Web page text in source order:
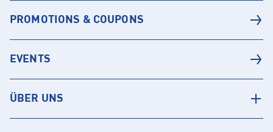
PROMOTIONS & COUPONS
EVENTS
ÜBER UNS